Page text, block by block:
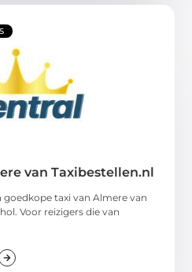
van Taxibestellen.nl
goedkope taxi van Almere van
Voor reizigers die van